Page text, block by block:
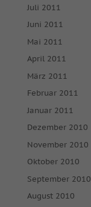
Juli 2011
Juni 2011
Mai 2011
April 2011
März 2011
Februar 2011
Januar 2011
Dezember 2010
November 2010
Oktober 2010
September 2010
August 2010